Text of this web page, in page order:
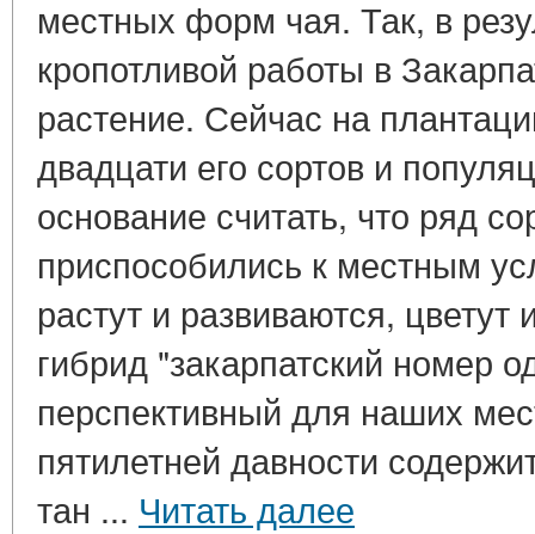
местных форм чая. Так, в
кропотливой работы в
растение. Сейчас на
двадцати его сортов и
основание считать, что ряд
приспособились к местным
растут и развиваются,
гибрид "закарпатский номер
перспективный для наших
пятилетней давности
тан ... Читать далее